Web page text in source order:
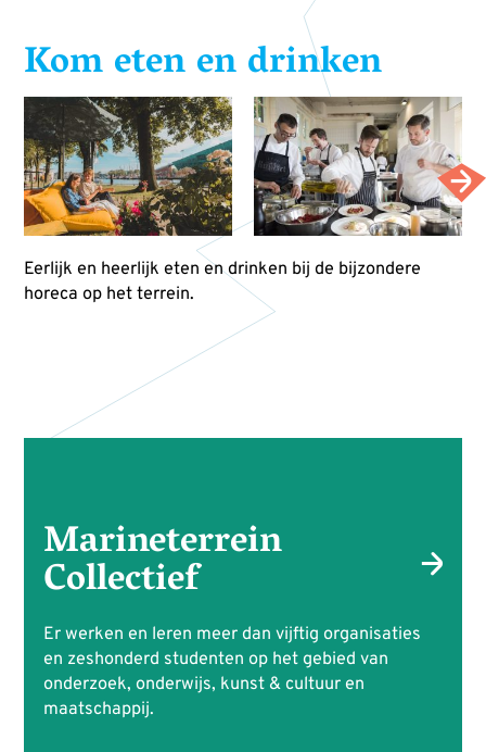
Kom eten en drinken
Eerlijk en heerlijk eten en drinken bij de bijzondere
horeca op het terrein.
Marineterrein
Collectief
Er werken en leren meer dan vijftig organisaties
en zeshonderd studenten op het gebied van
onderzoek, onderwijs, kunst & cultuur en
maatschappij.